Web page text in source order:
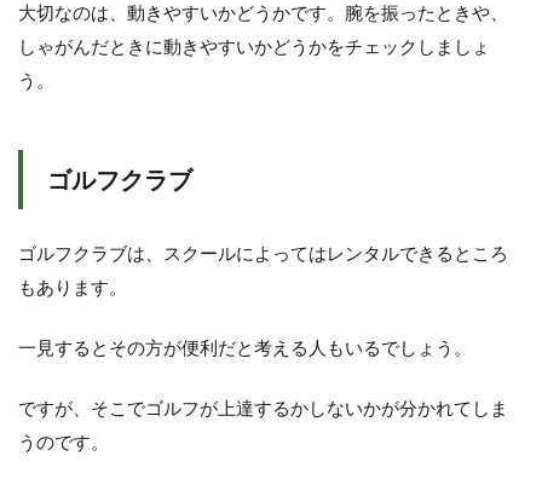
大切なのは、動きやすいかどうかです。腕を振ったときや、
しゃがんだときに動きやすいかどうかをチェックしましょ
う。
ゴルフクラブ
ゴルフクラブは、スクールによってはレンタルできるところ
もあります。
一見するとその方が便利だと考える人もいるでしょう。
ですが、そこでゴルフが上達するかしないかが分かれてしま
うのです。